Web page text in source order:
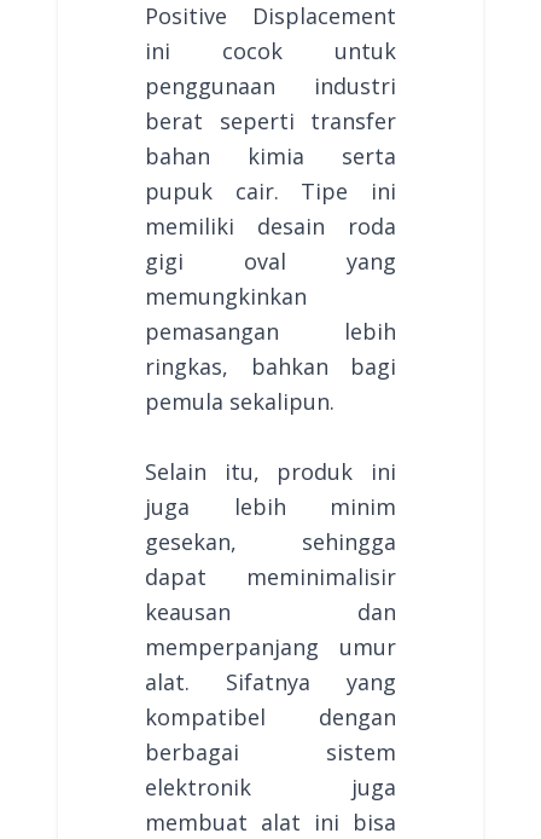
Positive Displacement
ini cocok untuk
penggunaan industri
berat seperti transfer
bahan kimia serta
pupuk cair. Tipe ini
memiliki desain roda
gigi oval yang
memungkinkan
pemasangan lebih
ringkas, bahkan bagi
pemula sekalipun.
Selain itu, produk ini
juga lebih minim
gesekan, sehingga
dapat meminimalisir
keausan dan
memperpanjang umur
alat. Sifatnya yang
kompatibel dengan
berbagai sistem
elektronik juga
membuat alat ini bisa